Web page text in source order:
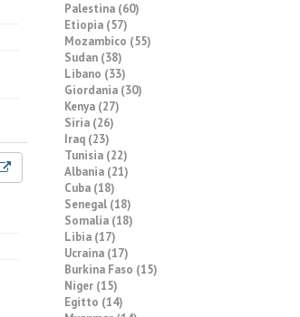
Palestina (60)
Etiopia (57)
Mozambico (55)
Sudan (38)
Libano (33)
Giordania (30)
Kenya (27)
Siria (26)
Iraq (23)
Tunisia (22)
Albania (21)
Cuba (18)
Senegal (18)
Somalia (18)
Libia (17)
Ucraina (17)
Burkina Faso (15)
Niger (15)
Egitto (14)